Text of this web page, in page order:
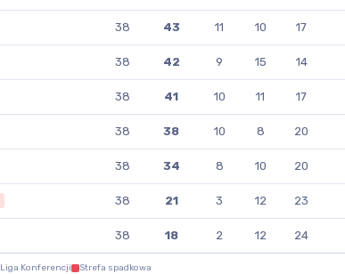
38 43 11 10 17
38 42 9 15 14
38 41 10 11 17
38 38 10 8 20
38 34 8 10 20
38 21 3 12 23
38 18 2 12 24
Liga Konferencji Strefa spadkowa